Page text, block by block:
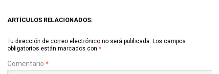
ARTÍCULOS RELACIONADOS:
Tu dirección de correo electrónico no será publicada. Los campos
obligatorios están marcados con *
Comentario *